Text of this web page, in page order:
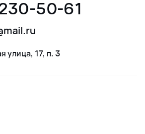
50-61
улица, 17, п. 3